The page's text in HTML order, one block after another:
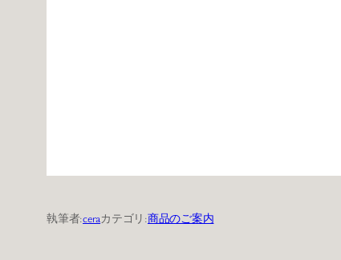
執筆者:ceraカテゴリ:商品のご案内